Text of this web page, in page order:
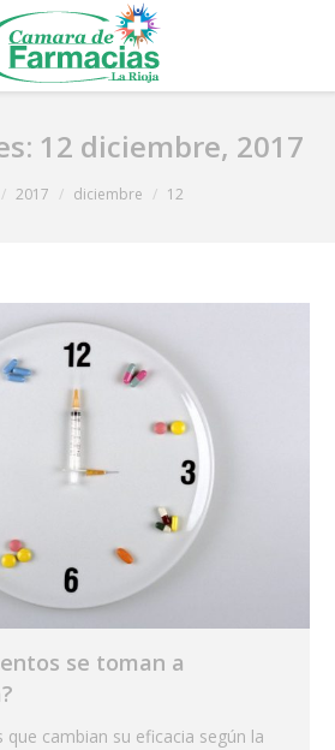
12 diciembre, 2017
2017 diciembre 12
se toman a
que cambian su eficacia según la